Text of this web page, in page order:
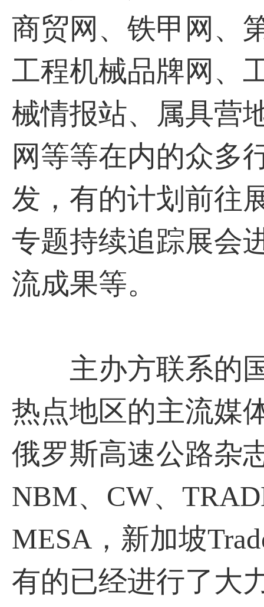
商贸网、铁甲网、
工程机械品牌网、
械情报站、属具营
网等等在内的众多
发，有的计划前往
专题持续追踪展会
流成果等。
主办方联系的国
热点地区的主流媒
俄罗斯高速公路杂
NBM、CW、
MESA，新加坡
有的已经进行了大